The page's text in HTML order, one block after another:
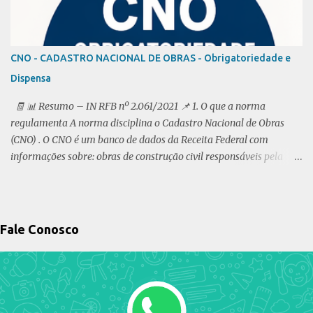
Previdência Social é obrigatória para o exercício de qualquer
emprego , inclusive de natureza rural, ainda que em caráter
temporário, e para o exercício por conta própria de atividade
profissional remunerada. § 1° O disposto neste artigo aplica-se,
igualmente, a quem: I - proprietário rural ou não, trabalhe
individualmente ou em regime de econom...
CNO - CADASTRO NACIONAL DE OBRAS - Obrigatoriedade e
Dispensa
🧾 📊 Resumo – IN RFB nº 2.061/2021 📌 1. O que a norma
regulamenta A norma disciplina o Cadastro Nacional de Obras
(CNO) . O CNO é um banco de dados da Receita Federal com
informações sobre: obras de construção civil responsáveis pela
benfeitoria no solo ou subsolo 📌 3. Obrigatoriedade de inscrição
principal: 👉 Toda obra de construção civil deve ser inscrita no
CNO. Isso inclui (conforme o art. 2º): construção reforma
ampliação demolição qualquer intervenção em imóvel 💡
Tradução prática: Se existe uma obra com impacto físico no imóvel
Fale Conosco